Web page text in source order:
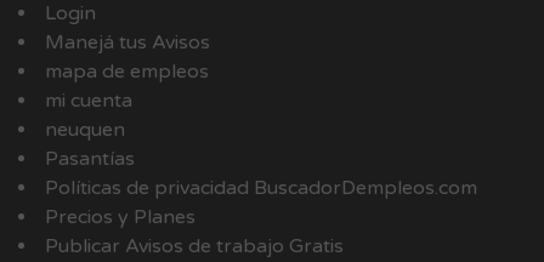
Login
Manejá tus Avisos
mapa de empleos
mi cuenta
neuquen
Pasantías
Políticas de privacidad BuscadorDempleos.com
Precios y Planes
Publicar Avisos de trabajo Gratis